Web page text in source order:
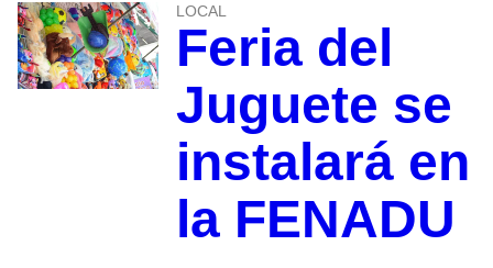
LOCAL
Feria del
Juguete se
instalará en
la FENADU